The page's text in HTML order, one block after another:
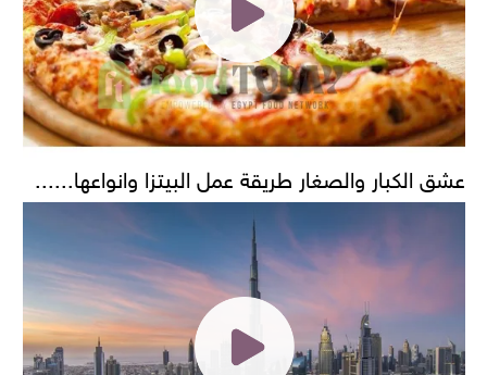
عشق الكبار والصغار طريقة عمل البيتزا وانواعها......